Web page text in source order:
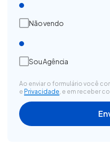
Não vendo
Sou Agência
Ao enviar o formulário você
e Privacidade, e em receber